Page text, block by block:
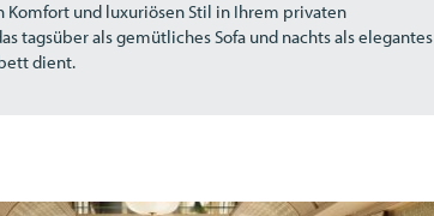
Komfort und luxuriösen Stil in Ihrem privaten
tagsüber als gemütliches Sofa und nachts als elegantes
dient.